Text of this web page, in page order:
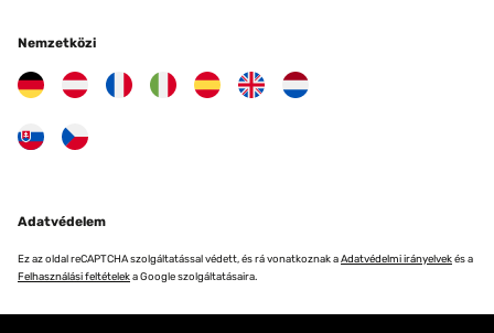
Nemzetközi
Adatvédelem
Ez az oldal reCAPTCHA szolgáltatással védett, és rá vonatkoznak aAdatvédelmi irányelvekés a
Felhasználási feltételeka Google szolgáltatásaira.